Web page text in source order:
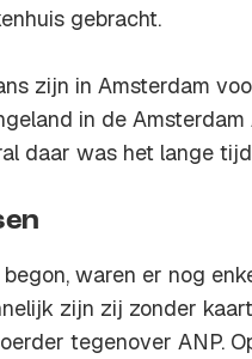
gebracht.
zijn in Amsterdam
in de
daar was het lange
waren er nog
zijn zij zonder
tegenover ANP.